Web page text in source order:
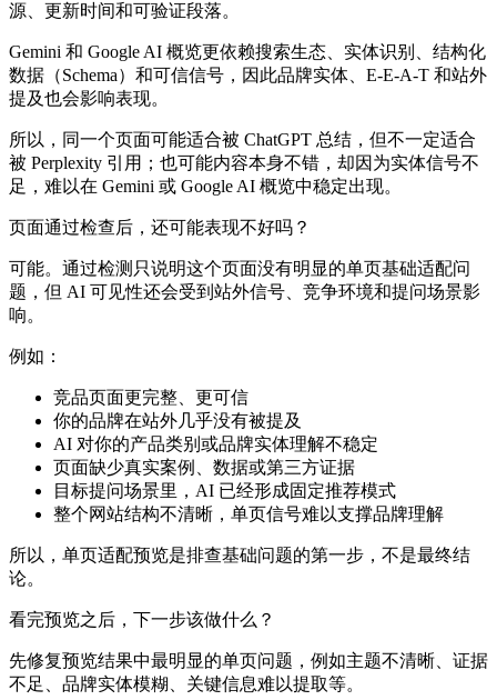
源、更新时间和可验证段落。
Gemini 和 Google AI 概览更依赖搜索生态、实体识别、结构化
数据（Schema）和可信信号，因此品牌实体、E-E-A-T 和站外
提及也会影响表现。
所以，同一个页面可能适合被 ChatGPT 总结，但不一定适合
被 Perplexity 引用；也可能内容本身不错，却因为实体信号不
足，难以在 Gemini 或 Google AI 概览中稳定出现。
页面通过检查后，还可能表现不好吗？
可能。通过检测只说明这个页面没有明显的单页基础适配问
题，但 AI 可见性还会受到站外信号、竞争环境和提问场景影
响。
例如：
竞品页面更完整、更可信
你的品牌在站外几乎没有被提及
AI 对你的产品类别或品牌实体理解不稳定
页面缺少真实案例、数据或第三方证据
目标提问场景里，AI 已经形成固定推荐模式
整个网站结构不清晰，单页信号难以支撑品牌理解
所以，单页适配预览是排查基础问题的第一步，不是最终结
论。
看完预览之后，下一步该做什么？
先修复预览结果中最明显的单页问题，例如主题不清晰、证据
不足、品牌实体模糊、关键信息难以提取等。